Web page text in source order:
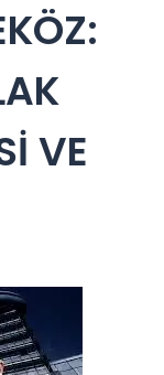
VE